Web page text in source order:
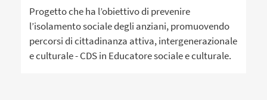
Progetto che ha l’obiettivo di prevenire
l’isolamento sociale degli anziani, promuovendo
percorsi di cittadinanza attiva, intergenerazionale
e culturale - CDS in Educatore sociale e culturale.